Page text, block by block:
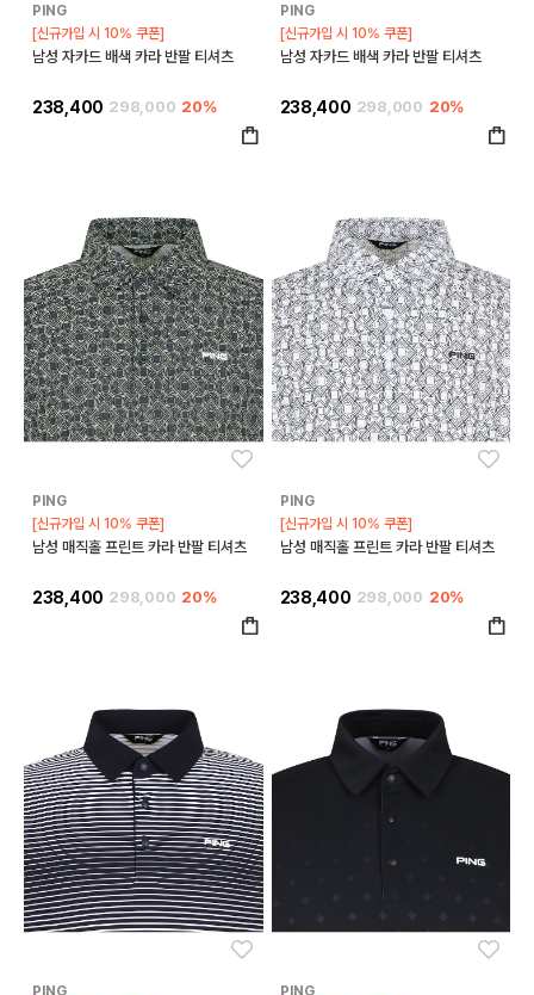
PING
[신규가입 시 10% 쿠폰]
남성 자카드 배색 카라 반팔 티셔츠
238,400 298,000 20%
PING
[신규가입 시 10% 쿠폰]
남성 자카드 배색 카라 반팔 티셔츠
238,400 298,000 20%
PING
[신규가입 시 10% 쿠폰]
남성 매직홀 프린트 카라 반팔 티셔츠
238,400 298,000 20%
PING
[신규가입 시 10% 쿠폰]
남성 매직홀 프린트 카라 반팔 티셔츠
238,400 298,000 20%
PING
PING